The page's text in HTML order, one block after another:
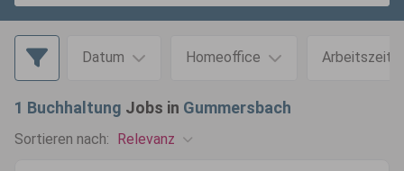
Datum Homeoffice Arbeitszeit
1 Buchhaltung Jobs in Gummersbach
Sortieren nach: Relevanz